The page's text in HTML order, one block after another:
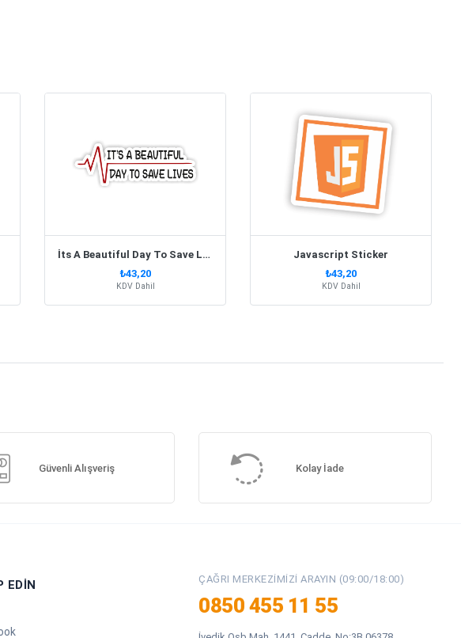
İts A Beautiful Day To Save Lives
₺43,20
KDV Dahil
Javascript Sticker
₺43,20
KDV Dahil
Güvenli Alışveriş Kolay İade
EDIN ÇAĞRI MERKEZIMIZI ARAYIN (09:00/18:00)
0850 455 11 55